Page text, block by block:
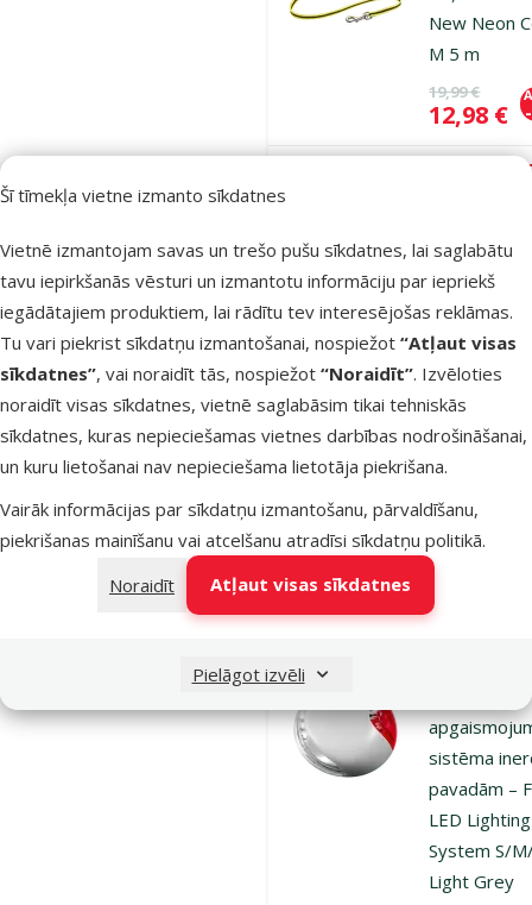
Šī tīmekļa vietne izmanto sīkdatnes
Vietnē izmantojam savas un trešo pušu sīkdatnes, lai saglabātu
tavu iepirkšanās vēsturi un izmantotu informāciju par iepriekš
iegādātajiem produktiem, lai rādītu tev interesējošas reklāmas.
Tu vari piekrist sīkdatņu izmantošanai, nospiežot “Atļaut visas
sīkdatnes”, vai noraidīt tās, nospiežot “Noraidīt”. Izvēloties
noraidīt visas sīkdatnes, vietnē saglabāsim tikai tehniskās
sīkdatnes, kuras nepieciešamas vietnes darbības nodrošināšanai,
un kuru lietošanai nav nepieciešama lietotāja piekrišana.
Vairāk informācijas par sīkdatņu izmantošanu, pārvaldīšanu,
piekrišanas mainīšanu vai atcelšanu atradīsi sīkdatņu politikā.
Noraidīt
Atļaut visas sīkdatnes
Pielāgot izvēli
New Neon
M 5 m
Oriģinālā
19,99 €
Cena
12,98 €
Inerces
suņiem –
New
Tape
5 m, Red
Oriģinālā
35,99 €
Cena
19,98 €
Nav pieejams
sistēma
pavadām –
LED Lighting
System S/
Light Grey